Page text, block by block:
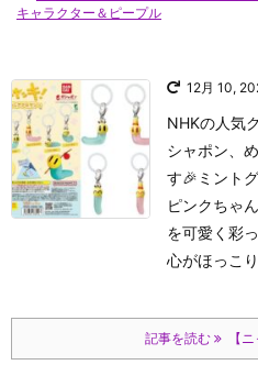
キャラクター＆ピープル
12月 10,
NHKの人気
シャポン、
す🎉ミント
ピンクちゃ
を可愛く彩
心がほっこ
記事を読む 【